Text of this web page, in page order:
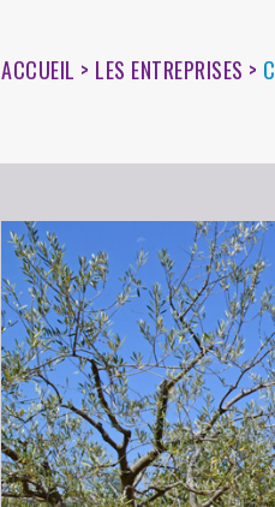
ACCUEIL > LES ENTREPRISES >